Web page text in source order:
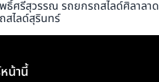
ธิ์ศรีสุวรรณ รถยกรถสไลด์ศิลาลาด
สไลด์สุรินทร์
น้านี้